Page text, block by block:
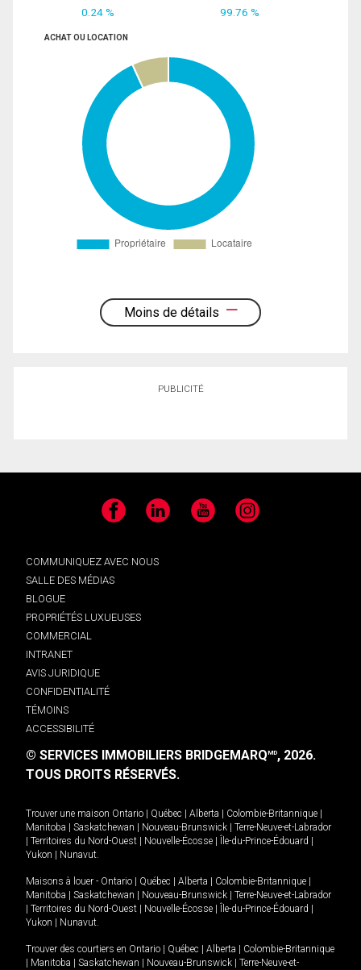
0.24 % 99.76 %
ACHAT OU LOCATION
Moins de détails
PUBLICITÉ
Facebook LinkedIn YouTube Instagram
COMMUNIQUEZ AVEC NOUS
SALLE DES MÉDIAS
BLOGUE
PROPRIÉTÉS LUXUEUSES
COMMERCIAL
INTRANET
AVIS JURIDIQUE
CONFIDENTIALITÉ
TÉMOINS
ACCESSIBILITÉ
© SERVICES IMMOBILIERS BRIDGEMARQMD, 2026.
TOUS DROITS RÉSERVÉS.
Trouver une maison Ontario Québec Alberta Colombie-Britannique
Manitoba
Saskatchewan Nouveau-Brunswick
Terre-Neuve-et-Labrador
Territoires du Nord-Ouest Nouvelle-Écosse Île-du-Prince-Édouard
Yukon
Nunavut.
Maisons à louer - Ontario Québec Alberta Colombie-Britannique
Manitoba
Saskatchewan Nouveau-Brunswick
Terre-Neuve-et-Labrador
Territoires du Nord-Ouest Nouvelle-Écosse Île-du-Prince-Édouard
Yukon
Nunavut.
Trouver des courtiers en Ontario Québec Alberta
Colombie-Britannique
Manitoba Saskatchewan Nouveau-Brunswick
Terre-Neuve-et-